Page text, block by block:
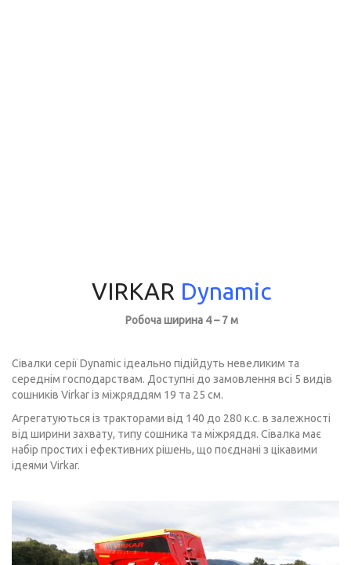
VIRKAR Dynamic
Робоча ширина 4 – 7 м
Сівалки серії Dynamic ідеально підійдуть невеликим та
середнім господарствам. Доступні до замовлення всі 5 видів
сошників Virkar із міжряддям 19 та 25 см.
Агрегатуються із тракторами від 140 до 280 к.с. в залежності
від ширини захвату, типу сошника та міжряддя. Сівалка має
набір простих і ефективних рішень, що поєднані з цікавими
ідеями Virkar.